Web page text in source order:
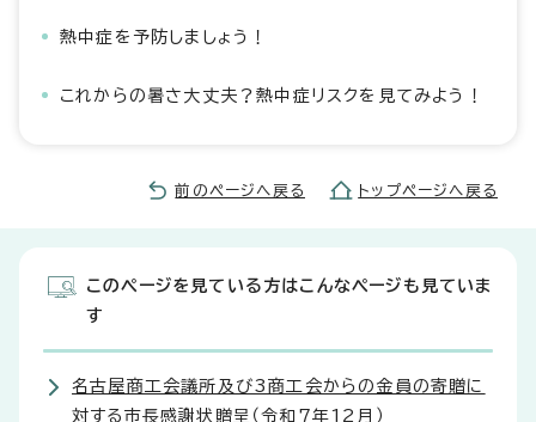
熱中症を予防しましょう！
これからの暑さ大丈夫？熱中症リスクを見てみよう！
前のページへ戻る トップページへ戻る
このページを見ている方はこんなページも見ていま
す
名古屋商工会議所及び3商工会からの金員の寄贈に
対する市長感謝状贈呈（令和7年12月）